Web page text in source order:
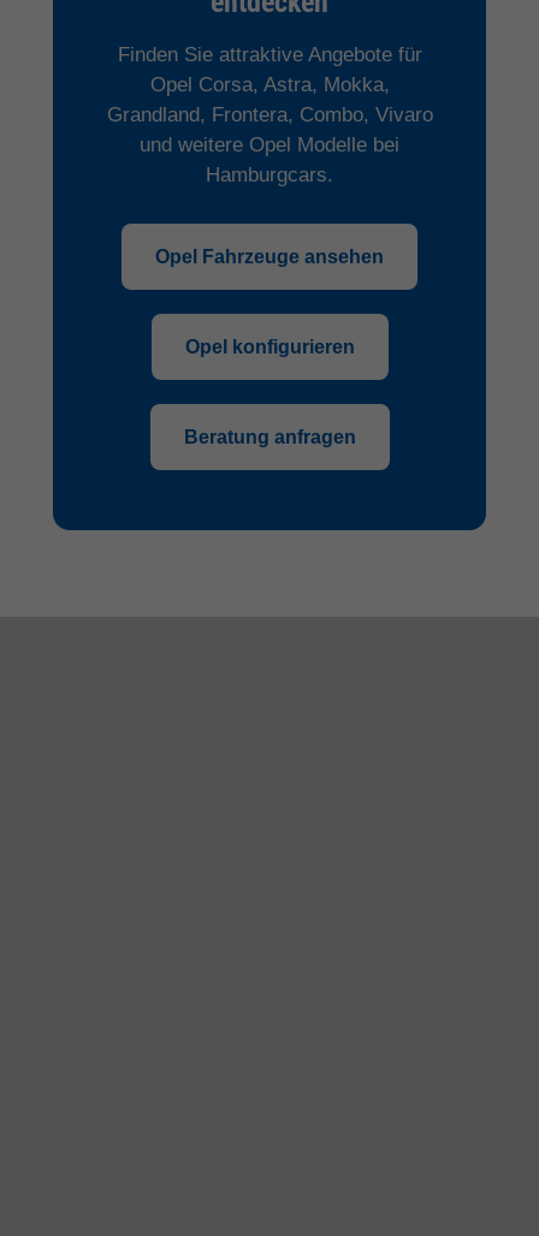
Finden Sie attraktive Angebote für
Opel Corsa, Astra, Mokka,
Grandland, Frontera, Combo, Vivaro
und weitere Opel Modelle bei
Hamburgcars.
Opel Fahrzeuge ansehen
Opel konfigurieren
Beratung anfragen